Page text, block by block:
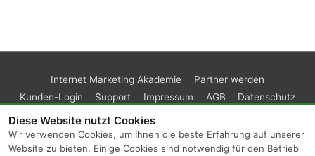
Internet Marketing Akademie
Partner werden
Kunden-Login
Support Impressum AGB Datenschutz
Diese Website nutzt Cookies
Wir verwenden Cookies, um Ihnen die beste Erfahrung auf unserer
Website zu bieten. Einige Cookies sind notwendig für den Betrieb